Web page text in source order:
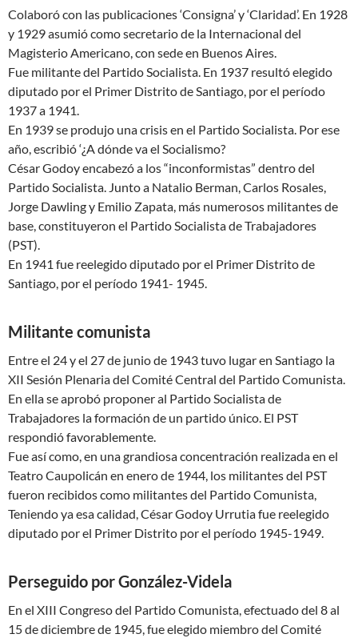
Colaboró con las publicaciones ‘Consigna’ y ‘Claridad’. En 1928
y 1929 asumió como secretario de la Internacional del
Magisterio Americano, con sede en Buenos Aires.
Fue militante del Partido Socialista. En 1937 resultó elegido
diputado por el Primer Distrito de Santiago, por el período
1937 a 1941.
En 1939 se produjo una crisis en el Partido Socialista. Por ese
año, escribió ‘¿A dónde va el Socialismo?
César Godoy encabezó a los “inconformistas” dentro del
Partido Socialista. Junto a Natalio Berman, Carlos Rosales,
Jorge Dawling y Emilio Zapata, más numerosos militantes de
base, constituyeron el Partido Socialista de Trabajadores
(PST).
En 1941 fue reelegido diputado por el Primer Distrito de
Santiago, por el período 1941- 1945.
Militante comunista
Entre el 24 y el 27 de junio de 1943 tuvo lugar en Santiago la
XII Sesión Plenaria del Comité Central del Partido Comunista.
En ella se aprobó proponer al Partido Socialista de
Trabajadores la formación de un partido único. El PST
respondió favorablemente.
Fue así como, en una grandiosa concentración realizada en el
Teatro Caupolicán en enero de 1944, los militantes del PST
fueron recibidos como militantes del Partido Comunista,
Teniendo ya esa calidad, César Godoy Urrutia fue reelegido
diputado por el Primer Distrito por el período 1945-1949.
Perseguido por González-Videla
En el XIII Congreso del Partido Comunista, efectuado del 8 al
15 de diciembre de 1945, fue elegido miembro del Comité